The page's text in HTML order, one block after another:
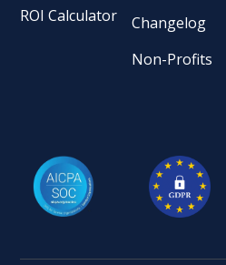
ROI Calculator
Changelog
Non-Profits